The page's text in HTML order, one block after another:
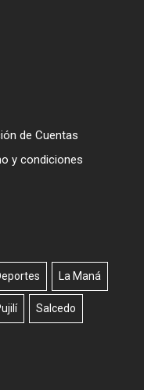
de Cuentas
y condiciones
La Maná
Salcedo